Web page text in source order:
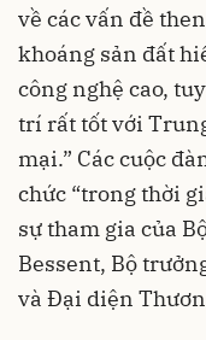
về các vấn đề
khoáng sản đất
công nghệ cao,
trí rất tốt với
mại.” Các cuộc
chức “trong thời
sự tham gia của
Bessent, Bộ
và Đại diện